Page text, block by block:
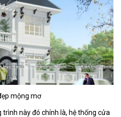
mộng mơ
này đó chính là, hệ thống cửa